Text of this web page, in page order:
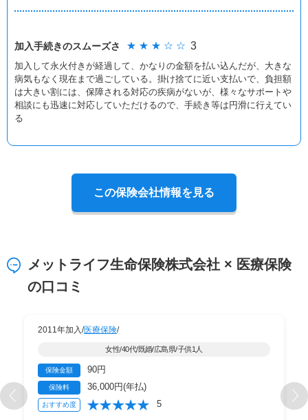
加入手続きのスムーズさ ★ ★ ★ ☆ ☆ 3
加入して永火付きが経過して、かなりの金額を払い込んだが、大きな
病気もなく現在まで過ごしている。掛け捨てに近い支払いで、負担額
は大きい割には、保障される対応の疾病がないが、様々なサポートや
相談にも迅速に対応していただけるので、手続き等は円滑に行えてい
る
この保険会社情報を見る
メットライフ生命保険株式会社 × 医療保険
の口コミ
2011年加入/医療保険/
女性/40代/既婚/広島県/子供1人
保険金額 90円
保険料 36,000円(年払)
おすすめ度 5